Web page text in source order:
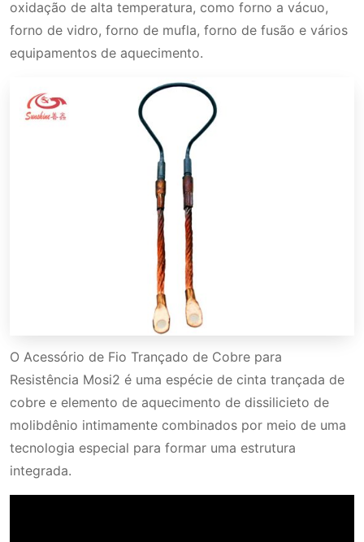
oxidação de alta temperatura, como forno a vácuo,
forno de vidro, forno de mufla, forno de fusão e vários
equipamentos de aquecimento.
O Acessório de Fio Trançado de Cobre para
Resistência Mosi2 é uma espécie de cinta trançada de
cobre e elemento de aquecimento de dissilicieto de
molibdênio intimamente combinados por meio de uma
tecnologia especial para formar uma estrutura
integrada.